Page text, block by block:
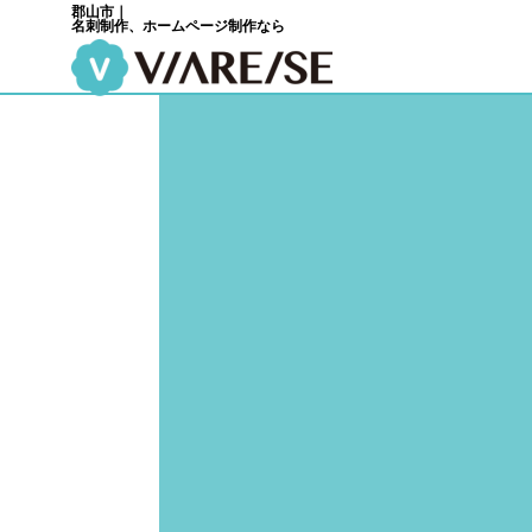
郡山市｜
名刺制作、ホームページ制作なら